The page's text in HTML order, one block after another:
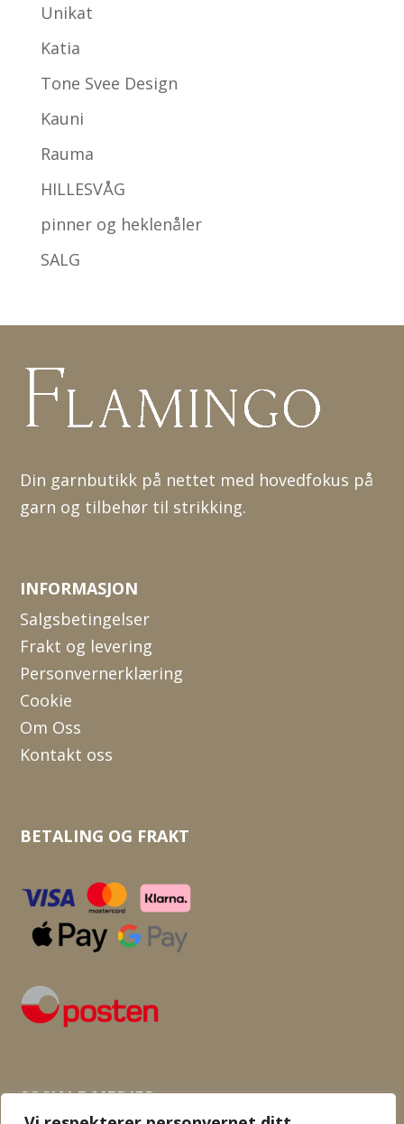
Unikat
Katia
Tone Svee Design
Kauni
Rauma
HILLESVÅG
pinner og heklenåler
SALG
Din garnbutikk på nettet med hovedfokus på
garn og tilbehør til strikking.
INFORMASJON
Salgsbetingelser
Frakt og levering
Personvernerklæring
Cookie
Om Oss
Kontakt oss
BETALING OG FRAKT
SOSIALE MEDIER